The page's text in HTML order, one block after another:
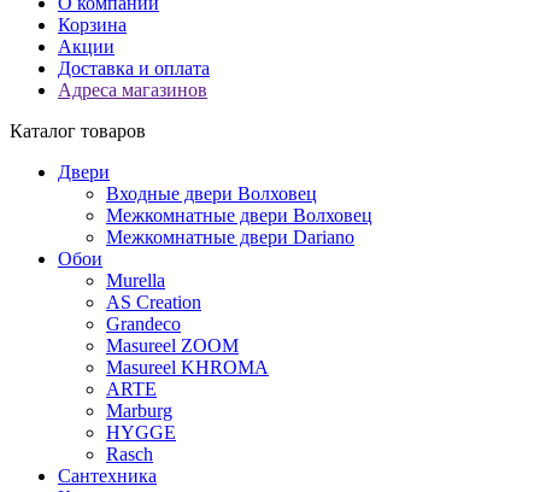
Корзина
Акции
Доставка и оплата
Адреса магазинов
Каталог товаров
Двери
Входные двери Волховец
Межкомнатные двери Волховец
Межкомнатные двери Dariano
Обои
Murella
AS Creation
Grandeco
Masureel ZOOM
Masureel KHROMA
ARTE
Marburg
HYGGE
Rasch
Сантехника